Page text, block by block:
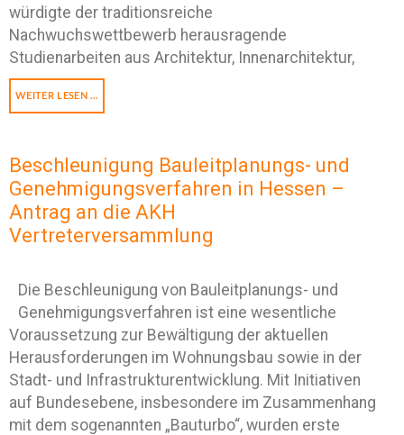
würdigte der traditionsreiche
Nachwuchswettbewerb herausragende
Studienarbeiten aus Architektur, Innenarchitektur,
WEITER LESEN …
Beschleunigung Bauleitplanungs- und
Genehmigungsverfahren in Hessen –
Antrag an die AKH
Vertreterversammlung
Die Beschleunigung von Bauleitplanungs- und
Genehmigungsverfahren ist eine wesentliche
Voraussetzung zur Bewältigung der aktuellen
Herausforderungen im Wohnungsbau sowie in der
Stadt- und Infrastrukturentwicklung. Mit Initiativen
auf Bundesebene, insbesondere im Zusammenhang
mit dem sogenannten „Bauturbo“, wurden erste